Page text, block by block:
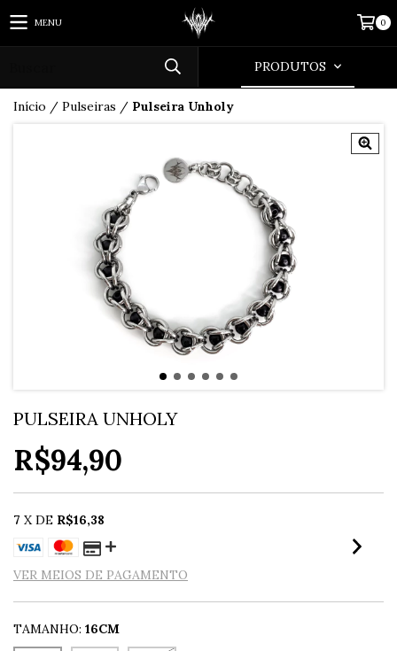
MENU 0
PRODUTOS
Início / Pulseiras / Pulseira Unholy
PULSEIRA UNHOLY
R$94,90
7 X DE R$16,38
VER MEIOS DE PAGAMENTO
TAMANHO: 16CM